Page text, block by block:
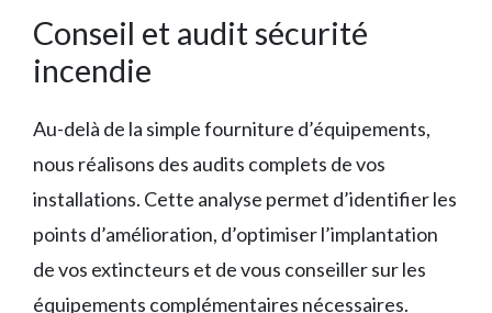
Conseil et audit sécurité
incendie
Au-delà de la simple fourniture d’équipements,
nous réalisons des audits complets de vos
installations. Cette analyse permet d’identifier les
points d’amélioration, d’optimiser l’implantation
de vos extincteurs et de vous conseiller sur les
équipements complémentaires nécessaires.